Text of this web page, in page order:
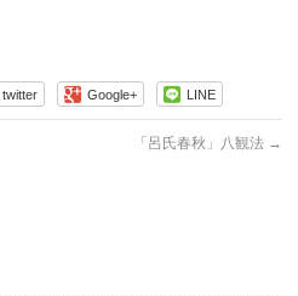
twitter Google+ LINE
「呂氏春秋」八観法 →